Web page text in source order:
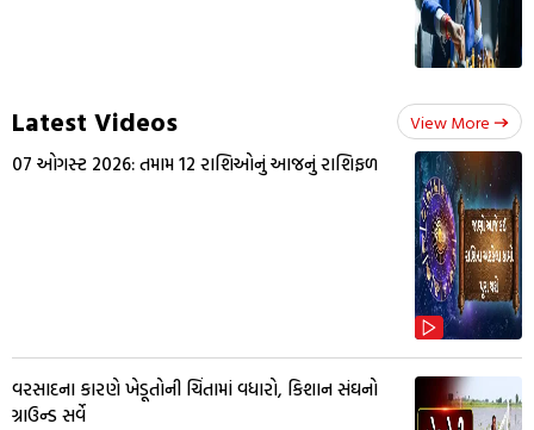
Latest Videos View More
07 ઓગસ્ટ 2026: તમામ 12 રાશિઓનું આજનું રાશિફળ
વરસાદના કારણે ખેડૂતોની ચિંતામાં વધારો, કિશાન સંઘનો
ગ્રાઉન્ડ સર્વે